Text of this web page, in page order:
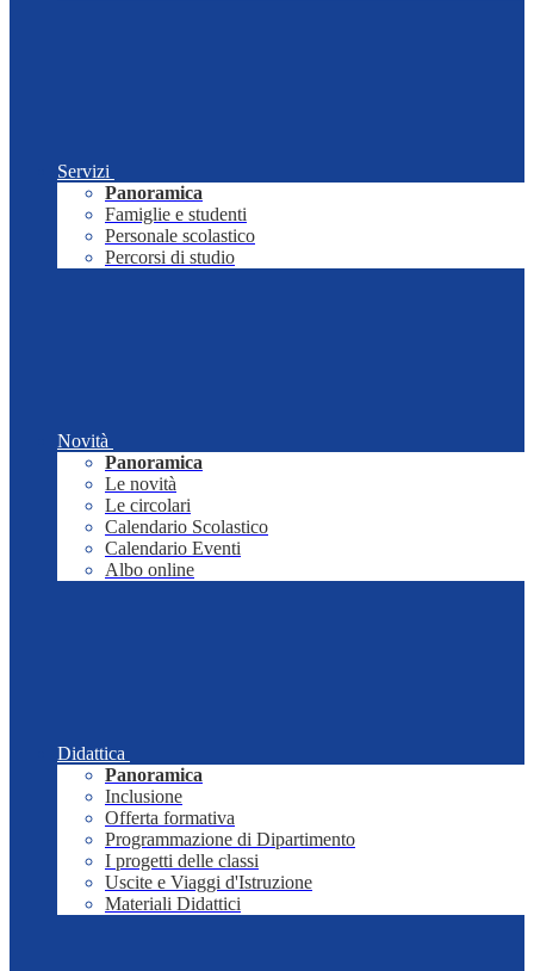
Servizi
Panoramica
Famiglie e studenti
Personale scolastico
Percorsi di studio
Novità
Panoramica
Le novità
Le circolari
Calendario Scolastico
Calendario Eventi
Albo online
Didattica
Panoramica
Inclusione
Offerta formativa
Programmazione di Dipartimento
I progetti delle classi
Uscite e Viaggi d'Istruzione
Materiali Didattici